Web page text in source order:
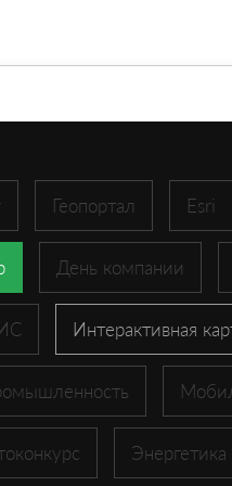
Геопортал Esri
День компании
Интерактивная
Энергетика